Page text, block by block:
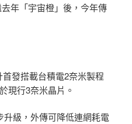
年「宇宙橙」後，今年傳
發搭載台積電2奈米製程
現行3奈米晶片。
級，外傳可降低連網耗電